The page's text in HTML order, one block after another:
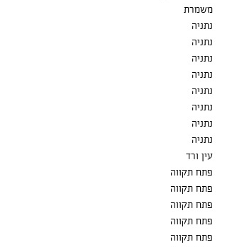
משמרת
נתניה
נתניה
נתניה
נתניה
נתניה
נתניה
נתניה
נתניה
עין ורד
פתח תקווה
פתח תקווה
פתח תקווה
פתח תקווה
פתח תקווה